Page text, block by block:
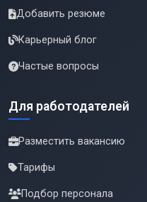
Добавить резюме
Карьерный блог
Частые вопросы
Для работодателей
Разместить вакансию
Тарифы
Подбор персонала